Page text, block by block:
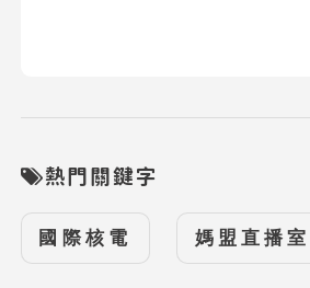
熱門關鍵字
國際核電 媽盟直播室